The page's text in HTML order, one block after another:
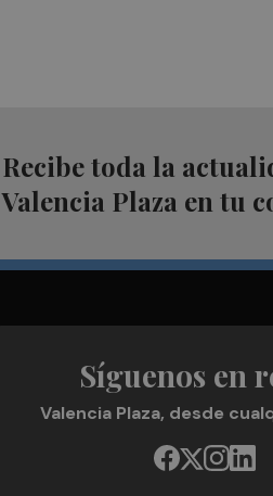
Recibe toda la
Valencia Plaza en tu
Síguenos en
Valencia Plaza, desde